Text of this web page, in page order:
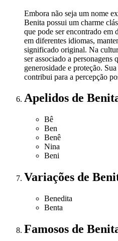
Embora não seja um nome
Benita possui um charme
que pode ser encontrado em
em diferentes idiomas,
significado original. Na
ser associado a personagens
generosidade e proteção.
contribui para a percepção
Apelidos de
Bê
Ben
Benê
Nina
Beni
Variações de
Benedita
Benta
Famosos de